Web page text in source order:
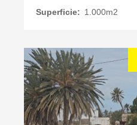
Superficie: 1.000m2